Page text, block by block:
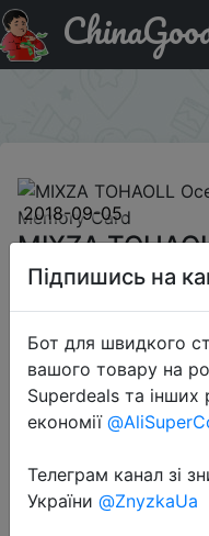
Акція на MIXZA
Memory Card
2018-09-05
MIXZA
64GB Micro
Підпишись на
Бот для швидкого
вашого товару на
Superdeals та інших
економії
Телеграм канал зі
України @ZnyzkaUa